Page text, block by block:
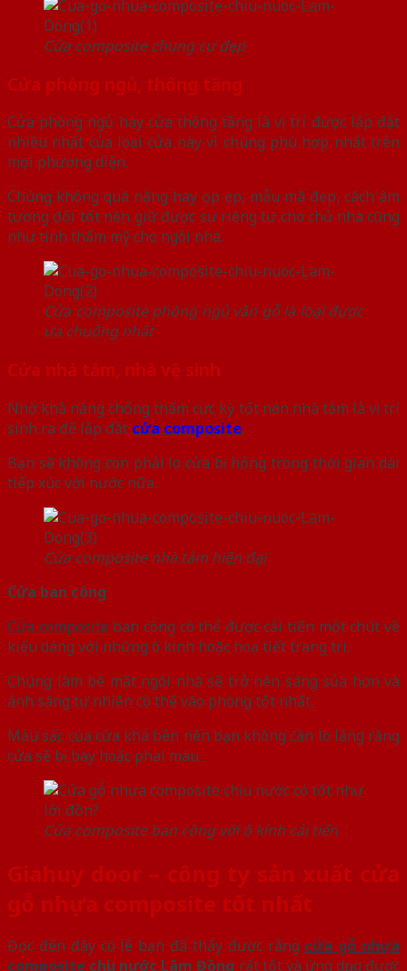
Cửa composite chung cư đẹp
Cửa phòng ngủ, thông tầng
Cửa phòng ngủ hay cửa thông tầng là vị trí được lắp đặt
nhiều nhất của loại cửa này vì chúng phù hợp nhất trên
mọi phương diện.
Chúng không quá nặng hay ọp ẹp, mẫu mã đẹp, cách âm
tương đối tốt nên giữ được sự riêng tư cho chủ nhà cũng
như tính thẩm mỹ cho ngôi nhà.
Cửa composite phòng ngủ vân gỗ là loại được
ưa chuộng nhất
Cửa nhà tắm, nhà vệ sinh
Nhờ khả năng chống thấm cực kỳ tốt nên nhà tắm là vị trí
sinh ra để lắp đặt cửa composite.
Bạn sẽ không còn phải lo cửa bị hỏng trong thời gian dài
tiếp xúc với nước nữa.
Cửa composite nhà tắm hiện đại
Cửa ban công
Cửa composite ban công có thể được cải tiến một chút về
kiểu dáng với những ô kính hoặc hoạ tiết trang trí.
Chúng làm bề mặt ngôi nhà sẽ trở nên sáng sủa hơn và
ánh sáng tự nhiên có thể vào phòng tốt nhất.
Màu sắc của cửa khá bền nên bạn không cần lo lắng rằng
cửa sẽ bị bay hoặc phai màu.
Cửa composite ban công với ô kính cải tiến
Giahuy door – công ty sản xuất cửa
gỗ nhựa composite tốt nhất
Đọc đến đây có lẽ bạn đã thấy được rằng cửa gỗ nhựa
composite chịu nước Lâm Đồng rất tốt và ứng dụng được